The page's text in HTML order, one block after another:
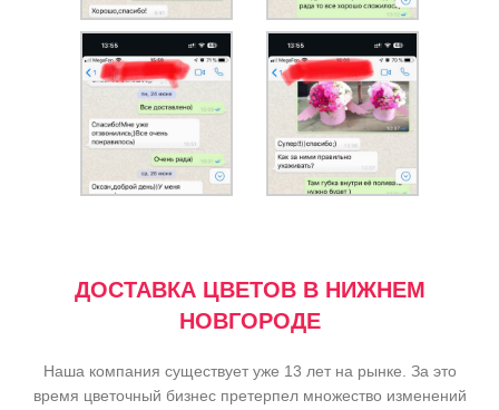
ДОСТАВКА ЦВЕТОВ В НИЖНЕМ
НОВГОРОДЕ
Наша компания существует уже 13 лет на рынке. За это
время цветочный бизнес претерпел множество изменений